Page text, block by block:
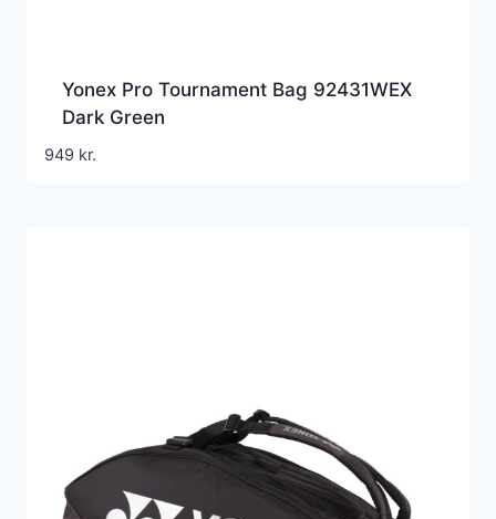
Yonex Pro Tournament Bag 92431WEX
Dark Green
949 kr.